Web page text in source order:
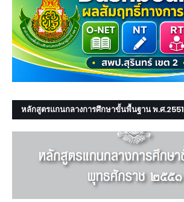
หลักสูตรแกนกลางการศึกษาขั้นพื้นฐาน พ.ศ.2551